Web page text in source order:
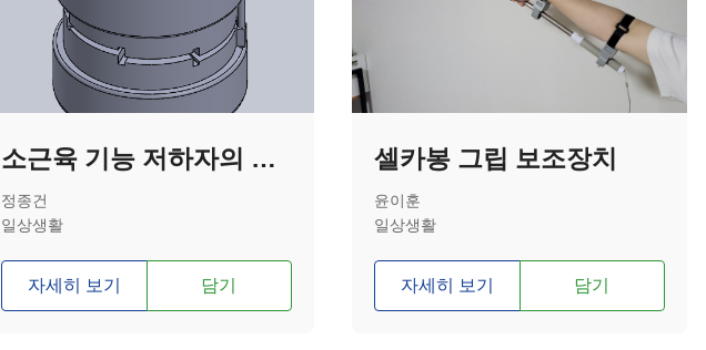
소근육 기능 저하자의 편의성을 위한 약통
정종건
일상생활
자세히 보기 담기
셀카봉 그립 보조장치
윤이훈
일상생활
자세히 보기 담기